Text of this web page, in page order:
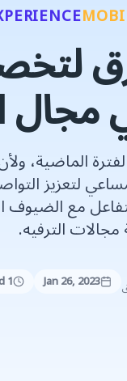
مجال
الماضية،
لتعزيز
مع الضيوف
الترفيه.
Jan 26, 2023
1 minute read